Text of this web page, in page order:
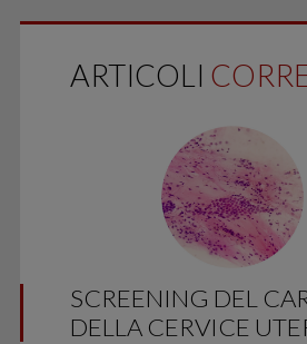
ARTICOLI
SCREENING DEL
DELLA CERVICE